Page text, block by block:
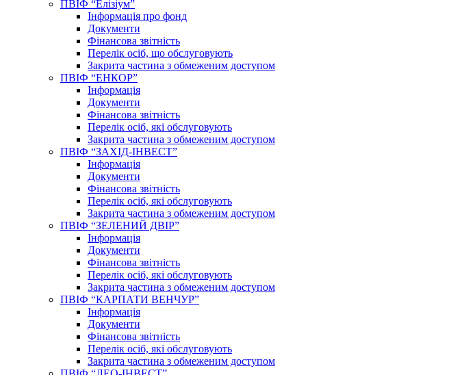
ПВІФ “Елізіум”
Інформація про фонд
Документи
Фінансова звітність
Перелік осіб, що обслуговують
Закрита частина з обмеженим доступом
ПВІФ “ЕНКОР”
Інформація
Документи
Фінансова звітність
Перелік осіб, які обслуговують
Закрита частина з обмеженим доступом
ПВІФ “ЗАХІД-ІНВЕСТ”
Інформація
Документи
Фінансова звітність
Перелік осіб, які обслуговують
Закрита частина з обмеженим доступом
ПВІФ “ЗЕЛЕНИЙ ДВІР”
Інформація
Документи
Фінансова звітність
Перелік осіб, які обслуговують
Закрита частина з обмеженим доступом
ПВІФ “КАРПАТИ ВЕНЧУР”
Інформація
Документи
Фінансова звітність
Перелік осіб, які обслуговують
Закрита частина з обмеженим доступом